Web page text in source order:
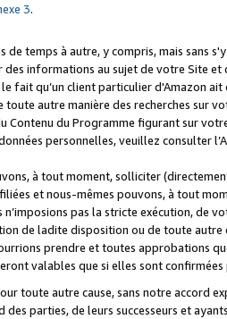
3.
temps à autre, y compris, mais sans
informations au sujet de votre Site
fait qu’un client particulier d'Amazon
autre manière des recherches sur
du Programme figurant sur
personnelles, veuillez consulter
à tout moment, solliciter
et nous-mêmes pouvons, à tout
pas la stricte exécution, de
de ladite disposition ou de toute
prendre et toutes approbations
valables que si elles sont
toute autre cause, sans notre accord
parties, de leurs successeurs et